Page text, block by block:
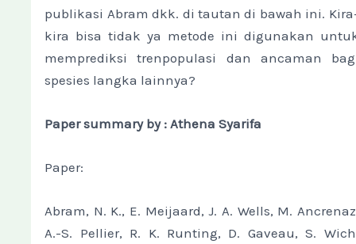
publikasi Abram dkk. di tautan di bawah ini.
kira bisa tidak ya metode ini digunakan
memprediksi trenpopulasi dan ancaman
spesies langka lainnya?
Paper summary by : Athena Syarifa
Paper:
Abram, N. K., E. Meijaard, J. A. Wells, M.
A.-S. Pellier, R. K. Runting, D. Gaveau, S.